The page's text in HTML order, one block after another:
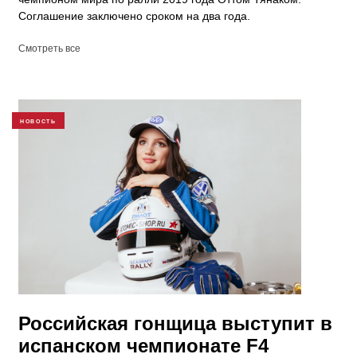
Соглашение заключено сроком на два года.
Смотреть все
НОВОСТЬ
Российская гонщица выступит в
испанском чемпионате F4